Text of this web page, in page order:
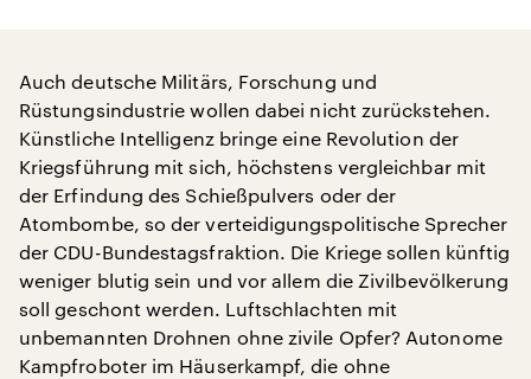
Auch deutsche Militärs, Forschung und
Rüstungsindustrie wollen dabei nicht zurückstehen.
Künstliche Intelligenz bringe eine Revolution der
Kriegsführung mit sich, höchstens vergleichbar mit
der Erfindung des Schießpulvers oder der
Atombombe, so der verteidigungspolitische Sprecher
der CDU-Bundestagsfraktion. Die Kriege sollen künftig
weniger blutig sein und vor allem die Zivilbevölkerung
soll geschont werden. Luftschlachten mit
unbemannten Drohnen ohne zivile Opfer? Autonome
Kampfroboter im Häuserkampf, die ohne